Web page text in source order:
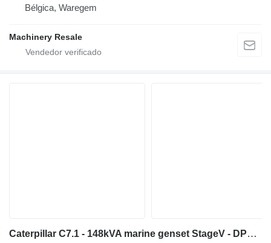
Bélgica, Waregem
Machinery Resale
Caterpillar C7.1 - 148kVA marine genset StageV - DPX-18270